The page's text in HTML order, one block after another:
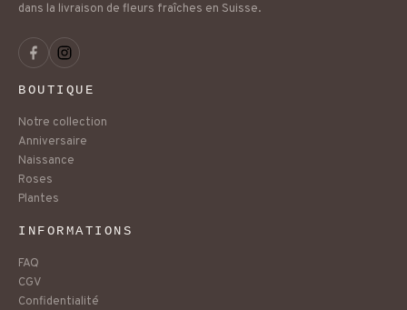
dans la livraison de fleurs fraîches en Suisse.
BOUTIQUE
Notre collection
Anniversaire
Naissance
Roses
Plantes
INFORMATIONS
FAQ
CGV
Confidentialité